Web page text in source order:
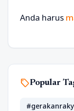
Anda harus
sellPopular